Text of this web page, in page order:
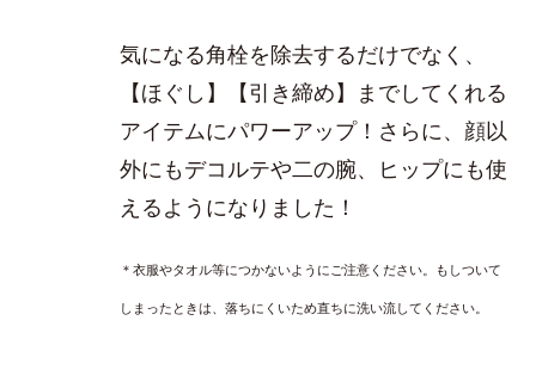
気になる角栓を除去するだけでなく、
【ほぐし】【引き締め】までしてくれる
アイテムにパワーアップ！さらに、顔以
外にもデコルテや二の腕、ヒップにも使
えるようになりました！
＊衣服やタオル等につかないようにご注意ください。もしついて
しまったときは、落ちにくいため直ちに洗い流してください。